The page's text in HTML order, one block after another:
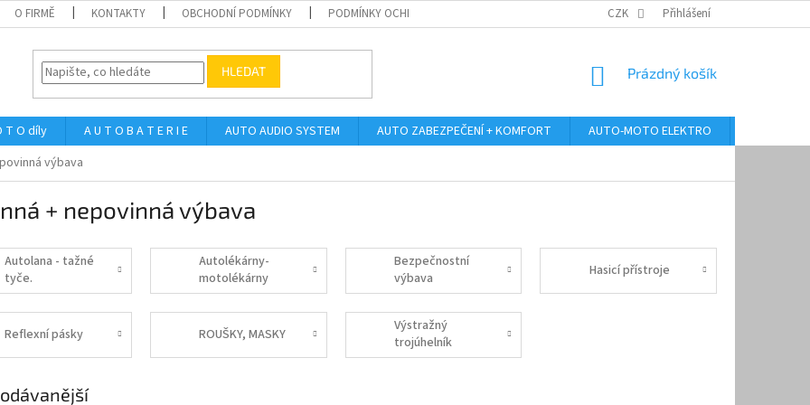
O FIRMĚ KONTAKTY OBCHODNÍ PODMÍNKY PODMÍNKY OCHRANY OSOBNÍCH ÚDAJŮ ODSTOUPENÍ OD KUPNÍ SMLOUVY
CZK Přihlášení
HLEDAT
NÁKUPNÍ
Prázdný košík
T O díly A U T O B A T E R I E AUTO AUDIO SYSTEM AUTO ZABEZPEČENÍ + KOMFORT AUTO-MOTO ELEKTRO
výbava
+ nepovinná výbava
Autolana - tažné
tyče.
Autolékárny-
motolékárny
Bezpečnostní
výbava
Hasicí přístroje
Reflexní pásky ROUŠKY, MASKY
Výstražný
trojúhelník